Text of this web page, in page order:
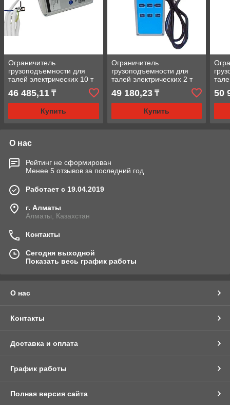
Ограничитель
грузоподъемности для
талей электрических 10 т
TOR SYG-OA (серый)
46 485,11 ₸
Купить
Ограничитель
грузоподъемности для
талей электрических 2 т
TOR INP-A (оранжевый)
49 180,23₸
Купить
50
О нас
Рейтинг не сформирован
Менее 5 отзывов за последний год
Работает с 19.04.2019
г. Алматы
Алматы, Казахстан
Контакты
Сегодня выходной
Показать весь график работы
О нас
Контакты
Доставка и оплата
График работы
Полная версия сайта